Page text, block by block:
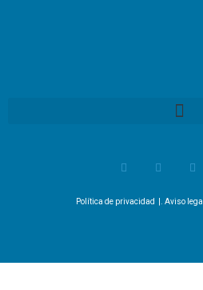
Política de privacidad |. Aviso legal